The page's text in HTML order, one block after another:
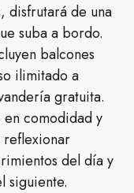
disfrutará de una
suba a bordo.
balcones
ilimitado a
gratuita.
comodidad y
del día y
siguiente.